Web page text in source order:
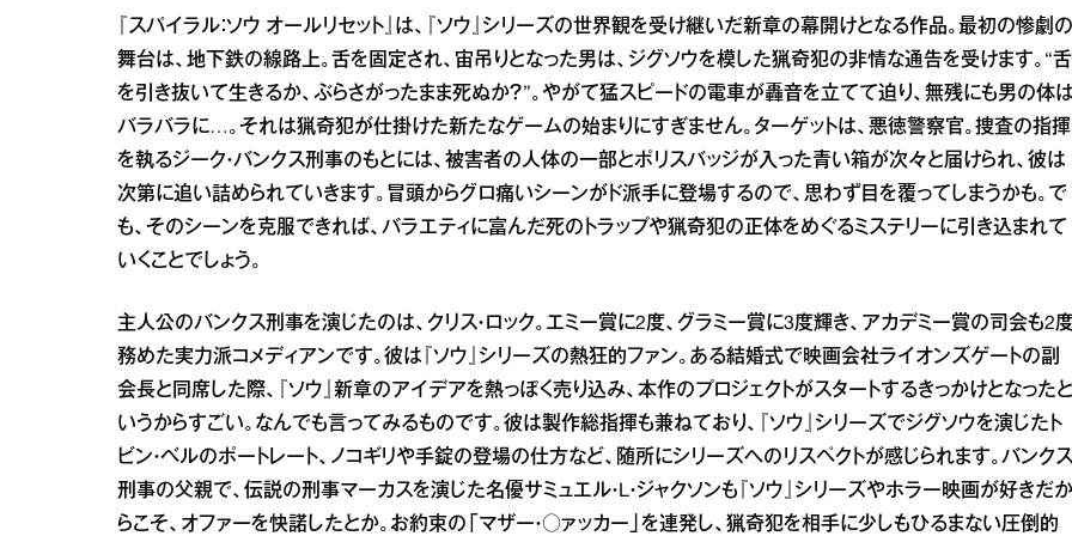
『スパイラル：ソウ オールリセット』は、『ソウ』シリーズの世界観を受け継いだ新章の幕開けとなる作品。最初の惨劇の
舞台は、地下鉄の線路上。舌を固定され、宙吊りとなった男は、ジグソウを模した猟奇犯の非情な通告を受けます。“舌
を引き抜いて生きるか、ぶらさがったまま死ぬか？”。やがて猛スピードの電車が轟音を立てて迫り、無残にも男の体
バラバラに…。それは猟奇犯が仕掛けた新たなゲームの始まりにすぎません。ターゲットは、悪徳警察官。捜査の指揮
を執るジーク・バンクス刑事のもとには、被害者の人体の一部とポリスバッジが入った青い箱が次々と届けられ、彼は
次第に追い詰められていきます。冒頭からグロ痛いシーンがド派手に登場するので、思わず目を覆ってしまうかも。で
も、そのシーンを克服できれば、バラエティに富んだ死のトラップや猟奇犯の正体をめぐるミステリーに引き込まれて
いくことでしょう。
主人公のバンクス刑事を演じたのは、クリス・ロック。エミー賞に2度、グラミー賞に3度輝き、アカデミー賞の司会も2
務めた実力派コメディアンです。彼は『ソウ』シリーズの熱狂的ファン。ある結婚式で映画会社ライオンズゲートの副
会長と同席した際、『ソウ』新章のアイデアを熱っぽく売り込み、本作のプロジェクトがスタートするきっかけとなったと
いうからすごい。なんでも言ってみるものです。彼は製作総指揮も兼ねており、『ソウ』シリーズでジグソウを演じたト
ビン・ベルのポートレート、ノコギリや手錠の登場の仕方など、随所にシリーズへのリスペクトが感じられます。バンクス
刑事の父親で、伝説の刑事マーカスを演じた名優サミュエル・L・ジャクソンも『ソウ』シリーズやホラー映画が好きだか
らこそ、オファーを快諾したとか。お約束の「マザー・○ァッカー」を連発し、猟奇犯を相手に少しもひるまない圧倒的